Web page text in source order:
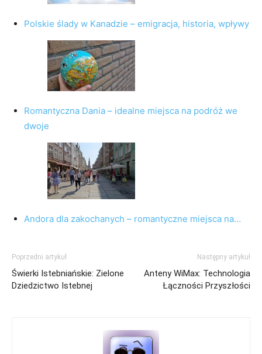
Polskie ślady w Kanadzie – emigracja, historia, wpływy
Romantyczna Dania – idealne miejsca na podróż we
dwoje
Andora dla zakochanych – romantyczne miejsca na…
Poprzedni artykuł
Świerki Istebniańskie: Zielone
Dziedzictwo Istebnej
Następny artykuł
Anteny WiMax: Technologia
Łączności Przyszłości